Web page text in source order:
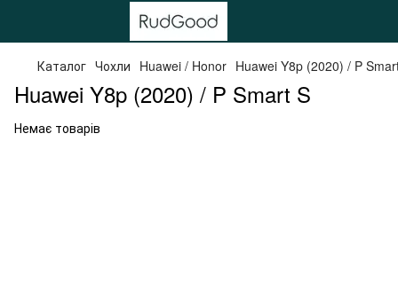
Каталог Чохли Huawei / Honor Huawei Y8p (2020) / P
Huawei Y8p (2020) / P Smart S
Немає товарів